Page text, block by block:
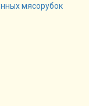
мясорубок